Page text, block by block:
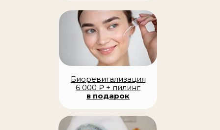
глубокое всестороннее
лечение организма при
помощи инновационных
методик «Пептиды
Хавинсона»
Является разработчиком
авторской методики
«внедрение биопротеза»
на основе стволовых
Биоревитализация
6 000 ₽ + пилинг
в подарок